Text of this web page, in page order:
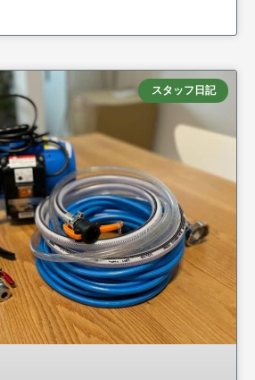
スタッフ日記